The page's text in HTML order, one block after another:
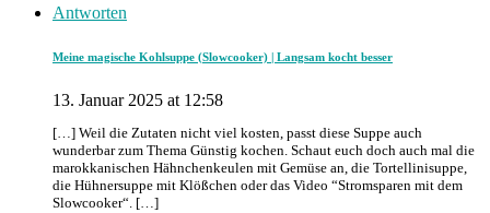
Antworten
Meine magische Kohlsuppe (Slowcooker) | Langsam kocht besser
13. Januar 2025 at 12:58
[…] Weil die Zutaten nicht viel kosten, passt diese Suppe auch
wunderbar zum Thema Günstig kochen. Schaut euch doch auch mal die
marokkanischen Hähnchenkeulen mit Gemüse an, die Tortellinisuppe,
die Hühnersuppe mit Klößchen oder das Video “Stromsparen mit dem
Slowcooker“. […]